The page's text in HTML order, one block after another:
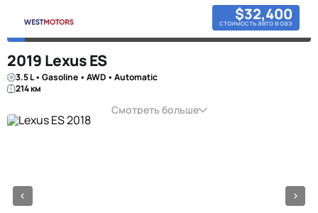
$32,400
стоимость авто в оаэ
2019 Lexus ES
3.5 L • Gasoline • AWD • Automatic
214 км
Смотреть больше